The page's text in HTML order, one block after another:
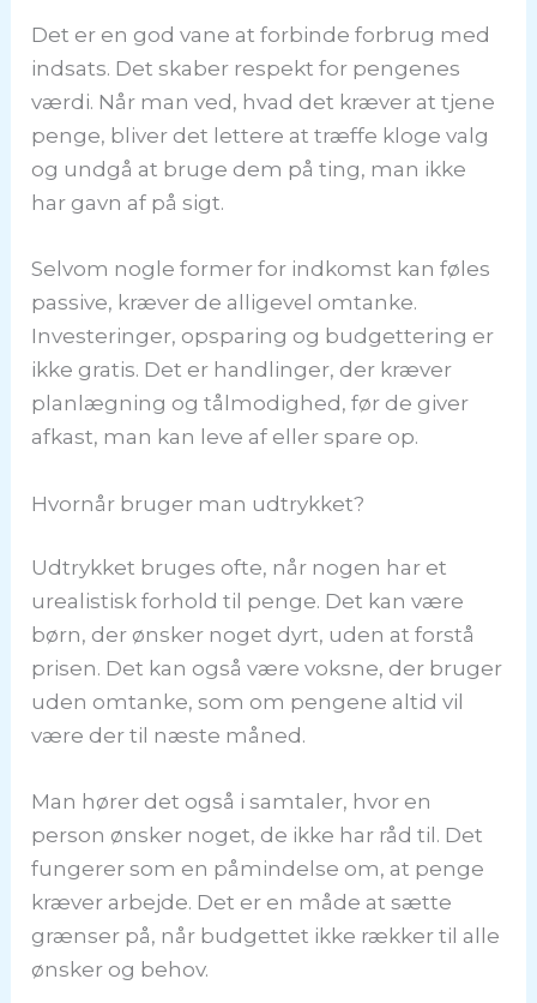
Det er en god vane at forbinde forbrug med
indsats. Det skaber respekt for pengenes
værdi. Når man ved, hvad det kræver at tjene
penge, bliver det lettere at træffe kloge valg
og undgå at bruge dem på ting, man ikke
har gavn af på sigt.
Selvom nogle former for indkomst kan føles
passive, kræver de alligevel omtanke.
Investeringer, opsparing og budgettering er
ikke gratis. Det er handlinger, der kræver
planlægning og tålmodighed, før de giver
afkast, man kan leve af eller spare op.
Hvornår bruger man udtrykket?
Udtrykket bruges ofte, når nogen har et
urealistisk forhold til penge. Det kan være
børn, der ønsker noget dyrt, uden at forstå
prisen. Det kan også være voksne, der bruger
uden omtanke, som om pengene altid vil
være der til næste måned.
Man hører det også i samtaler, hvor en
person ønsker noget, de ikke har råd til. Det
fungerer som en påmindelse om, at penge
kræver arbejde. Det er en måde at sætte
grænser på, når budgettet ikke rækker til alle
ønsker og behov.